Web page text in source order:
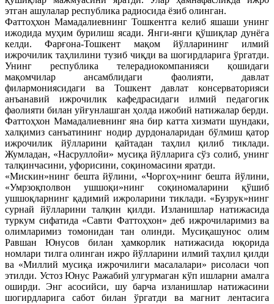
этган ашулалар республика радиосида ёзиб олинган.
Фаттоҳхон Мамадалиевнинг Тошкентга келиб яшаши унинг
ижодида муҳим бурилиш ясади. Янги-янги қўшиқлар дунёга
келди. Фарғона-Тошкент мақом йўлларининг илмий
ижрочилик таҳлилини тузиб чиқди ва шогирдларига ўргатди.
Унинг республика телерадиокомпанияси қошидаги
мақомчилар ансамблидаги фаолияти, давлат
филармониясидаги ва Тошкент давлат консерваторияси
анъанавий ижрочилик кафедрасидаги илмий педагогик
фаолияти билан уйғунлашган ҳолда ижобий натижалар берди.
Фаттоҳхон Мамадалиевнинг яна бир катта хизмати шундаки,
халқимиз санъатининг нодир дурдоналаридан бўлмиш қатор
ижрочилик йўлларини қайтадан таҳлил қилиб тиклади.
Жумладан, «Насруллойи» мусиқа йўлларига сўз солиб, унинг
талқинчасини, уфорисини, соқиномасини яратди.
«Мискин»нинг бешта йўлини, «Чоргоҳ»нинг бешта йўлини,
«Умрзоқполвон ушшоқи»нинг соқиномаларини қўшиб
ушшоқларнинг қадимий ижроларини тиклади. «Бузрук»нинг
сурнай йўлларини талқин қилди. Изланишлар натижасида
туркум сифатида «Савти Фаттоҳхон» деб ижрочиларимиз ва
олимларимиз томонидан тан олинди. Мусиқашунос олим
Равшан Юнусов билан ҳамкорлик натижасида юқорида
номлари тилга олинган ижро йўлларини илмий таҳлил қилди
ва «Миллий мусиқа ижрочилиги масалалари» рисоласи чоп
этилди. Устоз Юнус Ражабий улгурмаган кўп ишларни амалга
оширди. Энг асосийси, шу барча изланишлар натижасини
шогирдларига сабот билан ўргатди ва магнит лентасига